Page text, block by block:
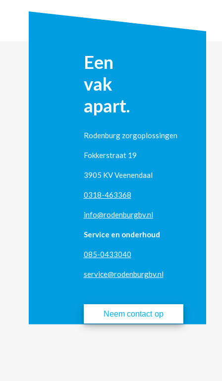
Een
vak
apart.
Rodenburg zorgoplossingen
Fokkerstraat 19
3905 KV Veenendaal
0318-463368
info@rodenburgbv.nl
Service en onderhoud
085-0433040
service@rodenburgbv.nl
Neem contact op